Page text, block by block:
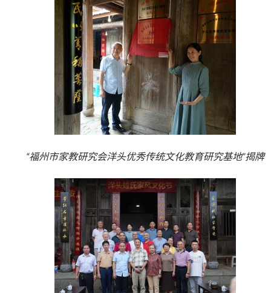
“福州市家教研究会洋头优秀传统文化教育研究基地”揭牌